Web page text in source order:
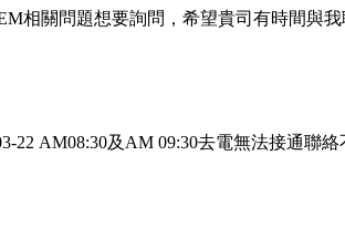
相關問題想要詢問，希望貴司有時間與
22 AM08:30及AM 09:30去電無法接通聯